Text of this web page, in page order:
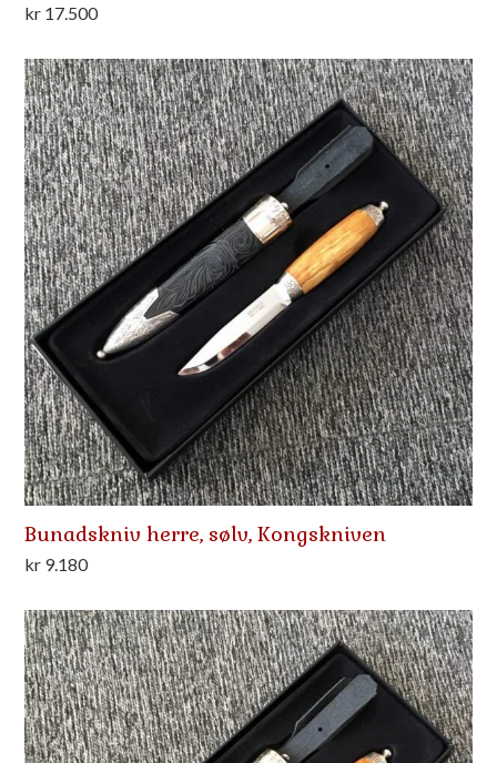
kr 17.500
Bunadskniv herre, sølv, Kongskniven
kr 9.180